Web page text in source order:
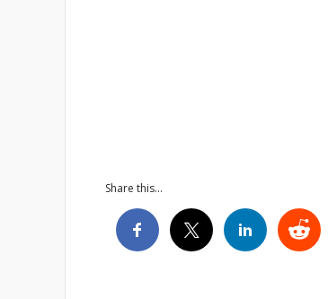
Share this...